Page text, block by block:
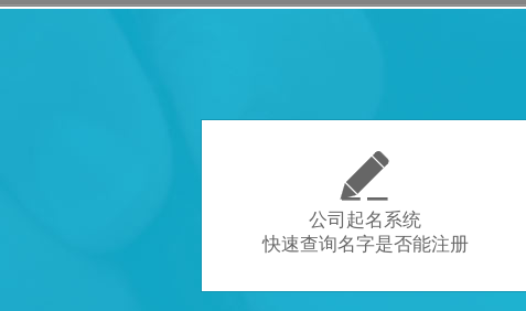

公司起名系统
快速查询名字是否能注册